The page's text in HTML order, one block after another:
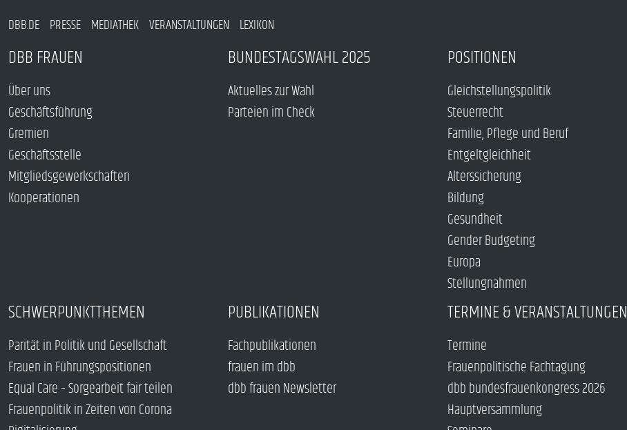
DBB.DE PRESSE MEDIATHEK VERANSTALTUNGEN LEXIKON
DBB FRAUEN
Über uns
Geschäftsführung
Gremien
Geschäftsstelle
Mitgliedsgewerkschaften
Kooperationen
BUNDESTAGSWAHL 2025
Aktuelles zur Wahl
Parteien im Check
POSITIONEN
Gleichstellungspolitik
Steuerrecht
Familie, Pflege und Beruf
Entgeltgleichheit
Alterssicherung
Bildung
Gesundheit
Gender Budgeting
Europa
Stellungnahmen
SCHWERPUNKTTHEMEN
Parität in Politik und Gesellschaft
Frauen in Führungspositionen
Equal Care – Sorgearbeit fair teilen
Frauenpolitik in Zeiten von Corona
PUBLIKATIONEN
Fachpublikationen
frauen im dbb
dbb frauen Newsletter
TERMINE & VERANSTALTUNGEN
Termine
Frauenpolitische Fachtagung
dbb bundesfrauenkongress 2026
Hauptversammlung